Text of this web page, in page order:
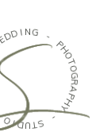
ED DIN G
-
P
H
O
T
O
G
R
A
P
H
Y
-
S
T
U
D